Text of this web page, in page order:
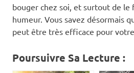
bouger chez soi, et surtout de le
humeur. Vous savez désormais
peut être très efficace pour votre
Poursuivre Sa Lecture :